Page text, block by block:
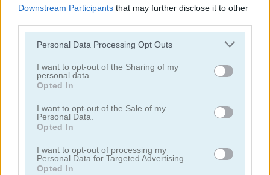
Downstream Participants that may further disclose it to other
Personal Data Processing Opt Outs
I want to opt-out of the Sharing of my
personal data.
Opted In
I want to opt-out of the Sale of my
Personal Data.
Opted In
I want to opt-out of processing my
Personal Data for Targeted Advertising.
Opted In
juegos de aviones
juegos de alienígenas
juegos de tiro con arco
juegos de ejército
juegos de cañones